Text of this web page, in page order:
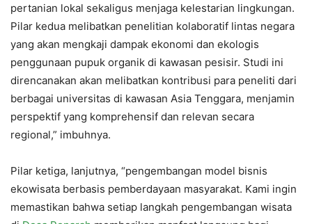
pertanian lokal sekaligus menjaga kelestarian lingkungan.
Pilar kedua melibatkan penelitian kolaboratif lintas negara
yang akan mengkaji dampak ekonomi dan ekologis
penggunaan pupuk organik di kawasan pesisir. Studi ini
direncanakan akan melibatkan kontribusi para peneliti dari
berbagai universitas di kawasan Asia Tenggara, menjamin
perspektif yang komprehensif dan relevan secara
regional,” imbuhnya.
Pilar ketiga, lanjutnya, “pengembangan model bisnis
ekowisata berbasis pemberdayaan masyarakat. Kami ingin
memastikan bahwa setiap langkah pengembangan wisata